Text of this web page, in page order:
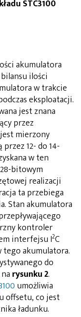
STC3100
akumulatora
ilości
w trakcie
eksploatacji.
jest znana
przez
mierzony
12- do 14-
w ten
bitowym
realizacji
ta przebiega
Stan akumulatora
kontroler
interfejsu I2C
tego akumulatora.
do
rysunku 2.
umożliwia
offsetu, co jest
ładunku.